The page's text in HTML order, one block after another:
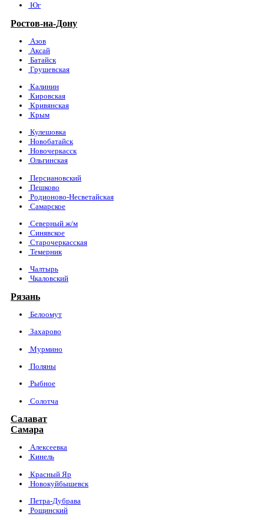
Юг
Ростов-на-Дону
Азов
Аксай
Батайск
Грушевская
Калинин
Кировская
Кривянская
Крым
Кулешовка
Новобатайск
Новочеркасск
Ольгинская
Персиановский
Пешково
Родионово-Несветайская
Самарское
Северный ж/м
Синявское
Старочеркасская
Темерник
Чалтырь
Чкаловский
Рязань
Белоомут
Захарово
Мурмино
Поляны
Рыбное
Солотча
Салават
Самара
Алексеевка
Кинель
Красный Яр
Новокуйбышевск
Петра-Дубрава
Рощинский